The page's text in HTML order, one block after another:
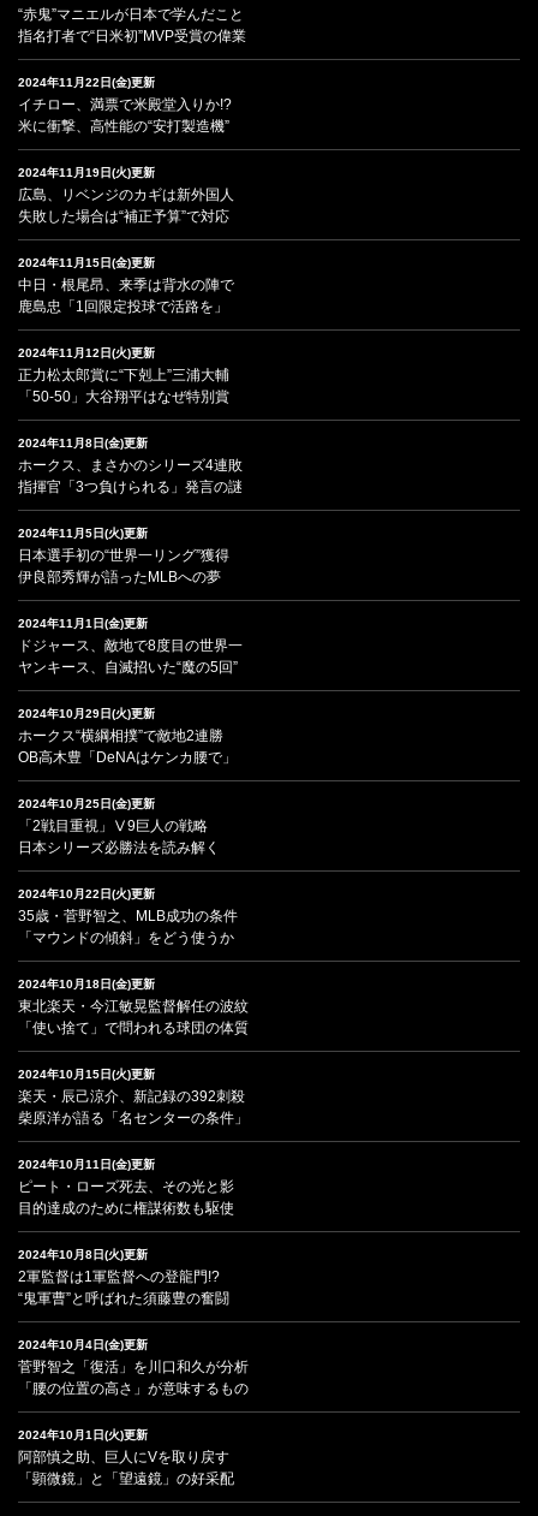
“赤鬼”マニエルが日本で学んだこと
指名打者で“日米初”MVP受賞の偉業
2024年11月22日(金)更新
イチロー、満票で米殿堂入りか!?
米に衝撃、高性能の“安打製造機”
2024年11月19日(火)更新
広島、リベンジのカギは新外国人
失敗した場合は“補正予算”で対応
2024年11月15日(金)更新
中日・根尾昂、来季は背水の陣で
鹿島忠「1回限定投球で活路を」
2024年11月12日(火)更新
正力松太郎賞に“下剋上”三浦大輔
「50-50」大谷翔平はなぜ特別賞
2024年11月8日(金)更新
ホークス、まさかのシリーズ4連敗
指揮官「3つ負けられる」発言の謎
2024年11月5日(火)更新
日本選手初の“世界一リング”獲得
伊良部秀輝が語ったMLBへの夢
2024年11月1日(金)更新
ドジャース、敵地で8度目の世界一
ヤンキース、自滅招いた“魔の5回”
2024年10月29日(火)更新
ホークス“横綱相撲”で敵地2連勝
OB高木豊「DeNAはケンカ腰で」
2024年10月25日(金)更新
「2戦目重視」Ⅴ9巨人の戦略
日本シリーズ必勝法を読み解く
2024年10月22日(火)更新
35歳・菅野智之、MLB成功の条件
「マウンドの傾斜」をどう使うか
2024年10月18日(金)更新
東北楽天・今江敏晃監督解任の波紋
「使い捨て」で問われる球団の体質
2024年10月15日(火)更新
楽天・辰己涼介、新記録の392刺殺
柴原洋が語る「名センターの条件」
2024年10月11日(金)更新
ピート・ローズ死去、その光と影
目的達成のために権謀術数も駆使
2024年10月8日(火)更新
2軍監督は1軍監督への登龍門!?
“鬼軍曹”と呼ばれた須藤豊の奮闘
2024年10月4日(金)更新
菅野智之「復活」を川口和久が分析
「腰の位置の高さ」が意味するもの
2024年10月1日(火)更新
阿部慎之助、巨人にVを取り戻す
「顕微鏡」と「望遠鏡」の好采配